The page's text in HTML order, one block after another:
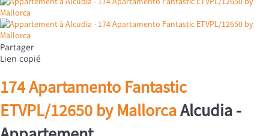
Partager
Lien copié
174 Apartamento Fantastic
ETVPL/12650 by MallorcaAlcudia -